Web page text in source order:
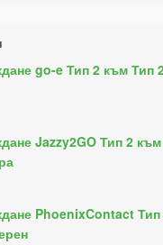
go-e Тип 2 към Тип
Jazzy2GO Тип 2
PhoenixContact Тип